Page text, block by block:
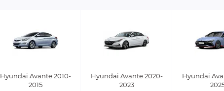
Hyundai Avante 2010-
2015
Hyundai Avante 2020-
2023
Hyundai